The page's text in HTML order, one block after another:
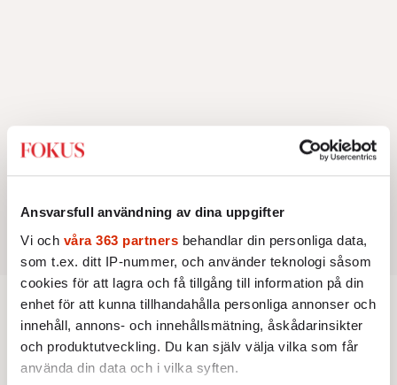
Ansvarsfull användning av dina uppgifter
Vi och våra 363 partners behandlar din personliga data,
som t.ex. ditt IP-nummer, och använder teknologi såsom
cookies för att lagra och få tillgång till information på din
enhet för att kunna tillhandahålla personliga annonser och
innehåll, annons- och innehållsmätning, åskådarinsikter
och produktutveckling. Du kan själv välja vilka som får
använda din data och i vilka syften.
REDAKTIONSBLOGGEN
Lars Åberg: ”Självcensur och